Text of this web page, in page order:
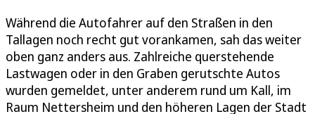
Während die Autofahrer auf den Straßen in den
Tallagen noch recht gut vorankamen, sah das weiter
oben ganz anders aus. Zahlreiche querstehende
Lastwagen oder in den Graben gerutschte Autos
wurden gemeldet, unter anderem rund um Kall, im
Raum Nettersheim und den höheren Lagen der Stadt